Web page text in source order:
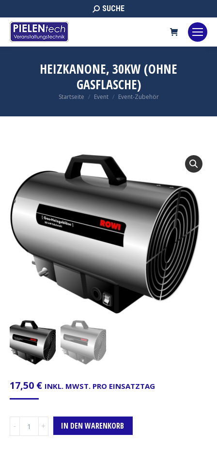
Search:
SUCHE
HEIZKANONE, 30KW (OHNE
GASFLASCHE)
Sie befinden sich hier:
Startseite Event Event-Zubehör
17,50 € INKL. MWST. PRO EINSATZTAG
IN DEN WARENKORB